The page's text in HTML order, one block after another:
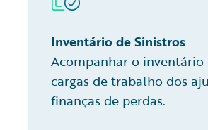
Inventário de Sinistros
Acompanhar o inventário
cargas de trabalho dos
finanças de perdas.